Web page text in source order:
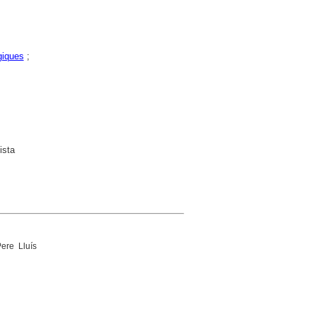
;
Lluís